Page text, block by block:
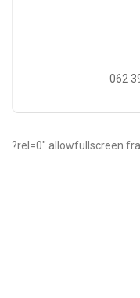
062
?rel=0" allowfullscreen